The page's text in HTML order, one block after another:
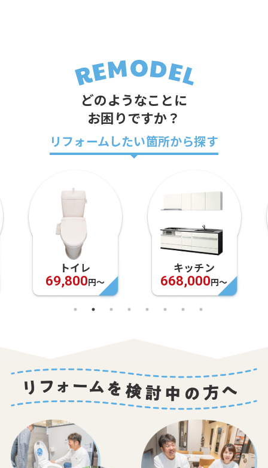
どのようなことに
お困りですか？
リフォームしたい箇所から探す
キッチン
668,000円〜
お風呂
948,000円〜